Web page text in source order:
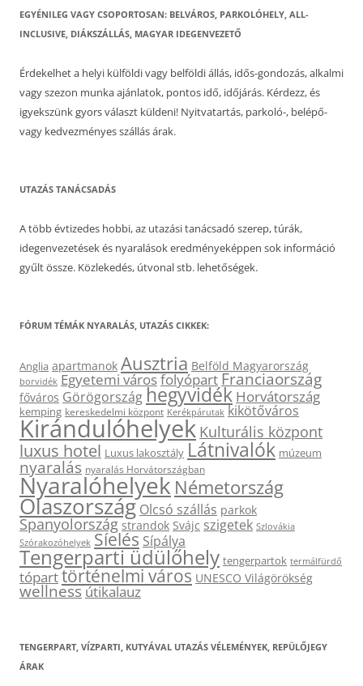
EGYÉNILEG VAGY CSOPORTOSAN: BELVÁROS, PARKOLÓHELY, ALL-
INCLUSIVE, DIÁKSZÁLLÁS, MAGYAR IDEGENVEZETŐ
Érdekelhet a helyi külföldi vagy belföldi állás, idős-gondozás, alkalmi
vagy szezon munka ajánlatok, pontos idő, időjárás. Kérdezz, és
igyekszünk gyors választ küldeni! Nyitvatartás, parkoló-, belépő-
vagy kedvezményes szállás árak.
UTAZÁS TANÁCSADÁS
A több évtizedes hobbi, az utazási tanácsadó szerep, túrák,
idegenvezetések és nyaralások eredményeképpen sok információ
gyűlt össze. Közlekedés, útvonal stb. lehetőségek.
FÓRUM TÉMÁK NYARALÁS, UTAZÁS CIKKEK:
Anglia apartmanok Ausztria Belföld Magyarország
borvidék Egyetemi városfolyópartFranciaország
főváros Görögországhegyvidék Horvátország
kemping kereskedelmi központ Kerékpárutak kikötőváros
Kirándulóhelyek Kulturális központ
luxus hotel Luxus lakosztály Látnivalók múzeum
nyaralás nyaralás Horvátországban
Nyaralóhelyek Németország
Olaszország Olcsó szállás parkok
Spanyolország strandok Svájc szigetek Szlovákia
Szórakozóhelyek Síelés Sípálya
Tengerparti üdülőhely tengerpartok termálfürdő
tóparttörténelmi város UNESCO Világörökség
wellnessútikalauz
TENGERPART, VÍZPARTI, KUTYÁVAL UTAZÁS VÉLEMÉNYEK, REPÜLŐJEGY
ÁRAK